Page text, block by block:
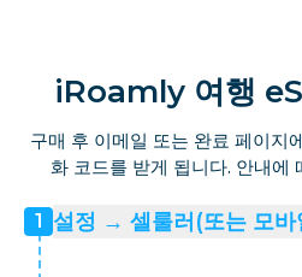
몰타
마르티니크 섬
마요트
iRoamly 여행
구매 후 이메일 또는 완료 페이지
화 코드를 받게 됩니다. 안내에
1 설정 → 셀룰러(또는 모바